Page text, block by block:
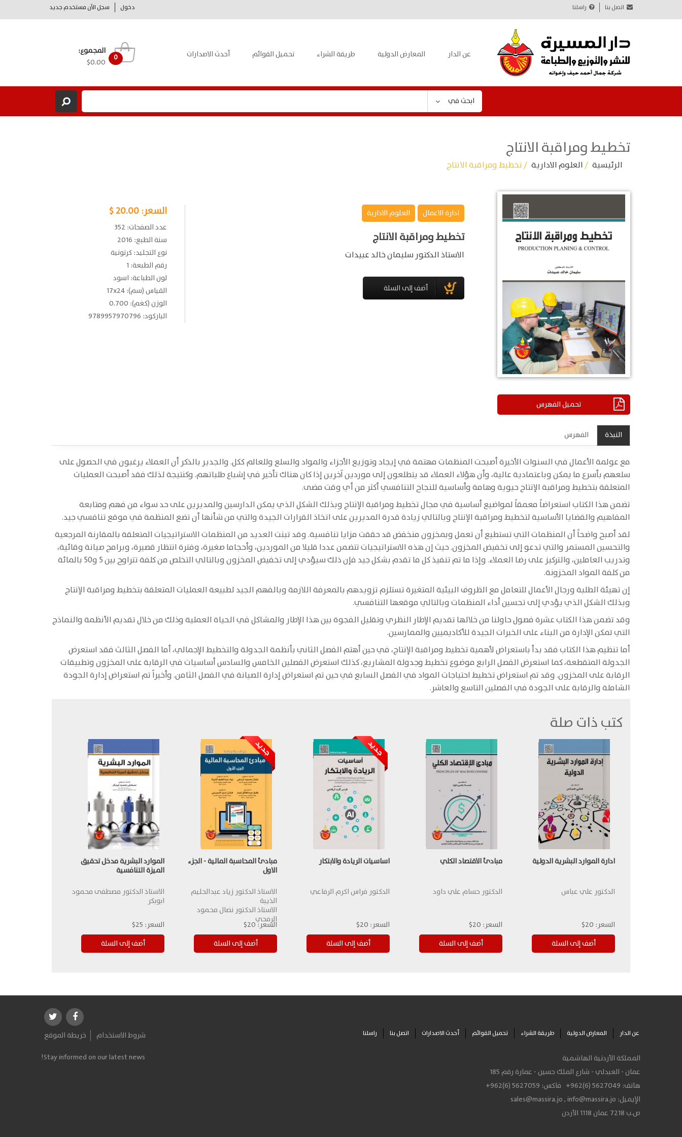
دخول سجل الآن مستخدم جديد اتصل بنا راسلنا
عن الدار المعارض الدولية طريقة الشراء تحميل القوائم أحدث الاصدارات 0
المجموع:
$0.00
ابحث في
تخطيط ومراقبة الانتاج
الرئيسية /العلوم الادارية / تخطيط ومراقبة الانتاج
تحميل الفهرس
ادارة الاعمال العلوم الادارية
تخطيط ومراقبة الانتاج
الاستاذ الدكتور سليمان خالد عبيدات
السعر:20.00 $
عدد الصفحات: 352
سنة الطبع: 2016
نوع التجليد: كرتونية
رقم الطبعة: 1
لون الطباعة: اسود
القياس (سم): 17x24
الوزن (كغم): 0.700
الباركود: 9789957970796
النبذة الفهرس
مع عولمة الأعمال في السنوات الأخيرة أصبحت المنظمات مهتمة في إيجاد وتوزيع الأجزاء والمواد والسلع وللعالم ككل. والجدير بالذكر أن العملاء يرغبون في الحصول على
سلعهم بأسرع ما يمكن وباعتمادية عالية، وأن هؤلاء العملاء قد يتطلعون إلى موردين آخرين إذا كان هناك تأخير في إشباع طلباتهم. وكنتيجة لذلك فقد أصبحت العمليات
المتعلقة بتخطيط ومراقبة الإنتاج حيوية وهامة وأساسية للنجاح التنافسي أكثر من أي وقت مضى.
تضمن هذا الكتاب استعراضاً معمقاً لمواضيع أساسية في مجال تخطيط ومراقبة الإنتاج وبذلك الشكل الذي يمكن الدارسين والمديرين على حد سواء من فهم ومتابعة
المفاهيم والقضايا الأساسية لتخطيط ومراقبة الإنتاج وبالتالي زيادة قدرة المديرين على اتخاذ القرارات الجيدة والتي من شأنها أن تضع المنظمة في موقع تنافسي جيد.
لقد أصبح واضحاً أن المنظمات التي تستطيع أن تعمل وبمخزون منخفض قد حققت مزايا تنافسية. وقد تبنت العديد من المنظمات الاستراتيجيات المتعلقة بالمقارنة المرجعية
والتحسين المستمر والتي تدعو إلى تخفيض المخزون. حيث إن هذه الاستراتيجيات تتضمن عددا قليلا من الموردين، وأحجاما صغيرة، وفترة انتظار قصيرة، وبرامج صيانة وقائية،
وتدريب العاملين، والتركيز على رضا العملاء. وإذا ما تم تنفيذ كل ما تقدم بشكل جيد فإن ذلك سيؤدي إلى تخفيض المخزون وبالتالي التخلص من كلفة تتراوح بين 5 و50 بالمائة
من كلفة المواد المخزونة.
إن تهيئة الطلبة ورجال الأعمال للتعامل مع الظروف البيئية المتغيرة تستلزم تزويدهم بالمعرفة اللازمة وبالفهم الجيد لطبيعة العمليات المتعلقة بتخطيط ومراقبة الإنتاج
وبذلك الشكل الذي يؤدي إلى تحسين أداء المنظمات وبالتالي موقعها التنافسي.
وقد تضمن هذا الكتاب عشرة فصول حاولنا من خلالها تقديم الإطار النظري وتقليل الفجوة بين هذا الإطار والمشاكل في الحياة العملية وذلك من خلال تقديم الأنظمة والنماذج
التي تمكن الإدارة من البناء على الخبرات الجيدة للأكاديميين والممارسين.
أما تنظيم هذا الكتاب فقد بدأ باستعراض لأهمية تخطيط ومراقبة الإنتاج، في حين أهتم الفصل الثاني بأنظمة الجدولة والتخطيط الإجمالي، أما الفصل الثالث فقد استعرض
الجدولة المتقطعة، كما استعرض الفصل الرابع موضوع تخطيط وجدولة المشاريع، كذلك استعرض الفصلين الخامس والسادس أساسيات في الرقابة على المخزون وتطبيقات
الرقابة على المخزون. وقد تم استعراض تخطيط احتياجات المواد في الفصل السابع في حين تم استعراض إدارة الصيانة في الفصل الثامن. وأخيراً تم استعراض إدارة الجودة
الشاملة والرقابة على الجودة في الفصلين التاسع والعاشر.
كتب ذات صلة
ادارة الموارد البشرية الدولية
الدكتور علي عباس
السعر: 20$
مبادئ الاقتصاد الكلي
الدكتور حسام علي داود
السعر: 20$
اساسيات الريادة والابتكار
الدكتور فراس اكرم الرفاعي
السعر: 20$
مبادئ المحاسبة المالية - الجزء
الاول
الاستاذ الدكتور زياد عبدالحليم
الذيبة
الاستاذ الدكتور نضال محمود
الرمحي
السعر:20$
الموارد البشرية مدخل تحقيق
الميزة التنافسية
الاستاذ الدكتور مصطفى محمود
ابوبكر
السعر: 25$
عن الدار المعارض الدولية طريقة الشراء تحميل القوائم أحدث الاصدارات اتصل بنا راسلنا
المملكة الأردنية الهاشمية
عمان - العبدلي - شارع الملك حسين - عمارة رقم 185
هاتف: +962(6) 5627049 فاكس: +962(6) 5627059
الإيميل:
sales@massira.jo,info@massira.jo
ص.ب 7218 عمان 1118 الأردن
شروط الاستخدام
خريطة الموقع
Stay informed on our latest news!